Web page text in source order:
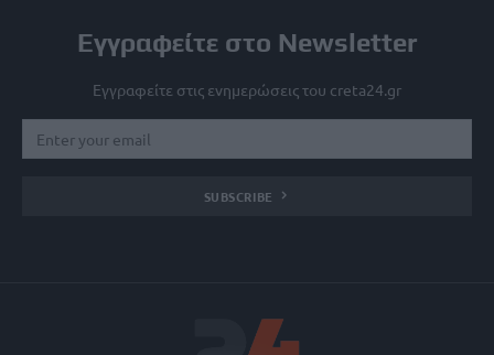
Εγγραφείτε στο Newsletter
Εγγραφείτε στις ενημερώσεις του creta24.gr
SUBSCRIBE